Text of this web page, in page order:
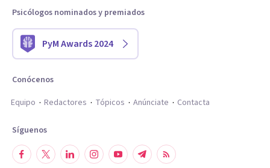
Psicólogos nominados y premiados
PyM Awards 2024
Conócenos
Equipo
Redactores Tópicos Anúnciate Contacta
Síguenos